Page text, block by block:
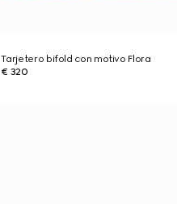
Tarjetero bifold con motivo Flora
€ 320